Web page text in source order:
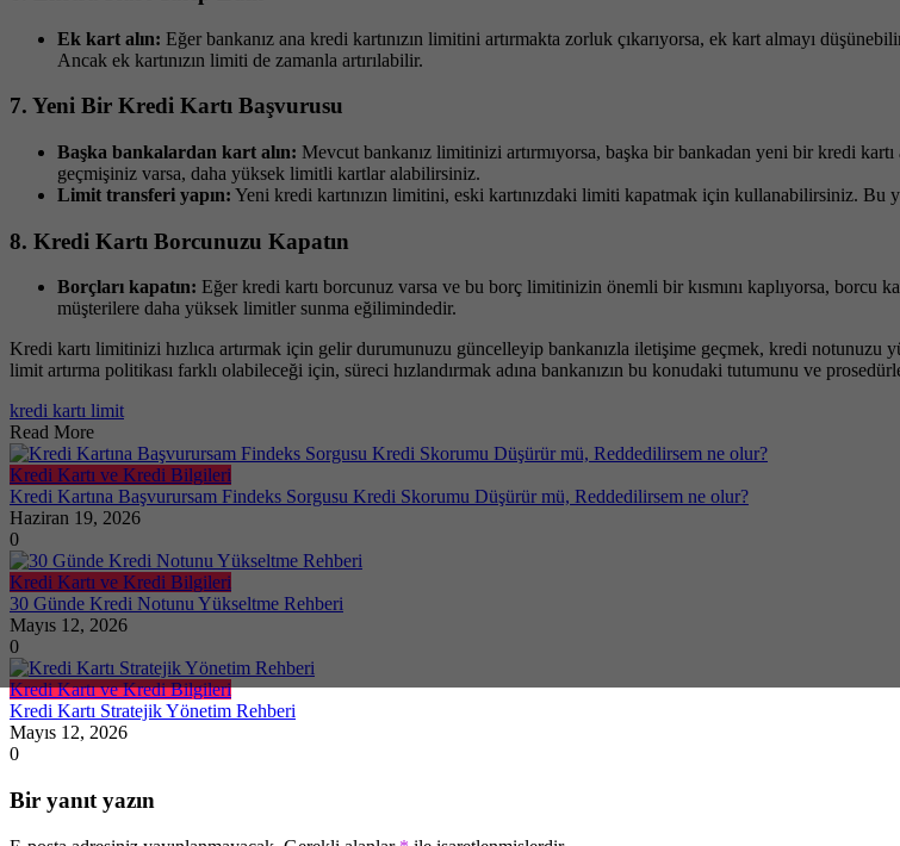
Ek kart alın: Eğer bankanız ana kredi kartınızın limitini artırmakta zorluk çıkarıyorsa, ek kart almayı
Ancak ek kartınızın limiti de zamanla artırılabilir.
7. Yeni Bir Kredi Kartı Başvurusu
Başka bankalardan kart alın: Mevcut bankanız limitinizi artırmıyorsa, başka bir bankadan yeni bir kredi
geçmişiniz varsa, daha yüksek limitli kartlar alabilirsiniz.
Limit transferi yapın: Yeni kredi kartınızın limitini, eski kartınızdaki limiti kapatmak için kullanabilirsiniz.
8. Kredi Kartı Borcunuzu Kapatın
Borçları kapatın: Eğer kredi kartı borcunuz varsa ve bu borç limitinizin önemli bir kısmını kaplıyorsa, borcu
müşterilere daha yüksek limitler sunma eğilimindedir.
Kredi kartı limitinizi hızlıca artırmak için gelir durumunuzu güncelleyip bankanızla iletişime geçmek, kredi notunuzu
limit artırma politikası farklı olabileceği için, süreci hızlandırmak adına bankanızın bu konudaki tutumunu ve
kredi kartı limit
Read More
Kredi Kartı ve Kredi Bilgileri
Kredi Kartına Başvurursam Findeks Sorgusu Kredi Skorumu Düşürür mü, Reddedilirsem ne olur?
Haziran 19, 2026
0
Kredi Kartı ve Kredi Bilgileri
30 Günde Kredi Notunu Yükseltme Rehberi
Mayıs 12, 2026
0
Kredi Kartı ve Kredi Bilgileri
Kredi Kartı Stratejik Yönetim Rehberi
Mayıs 12, 2026
0
Bir yanıt yazın